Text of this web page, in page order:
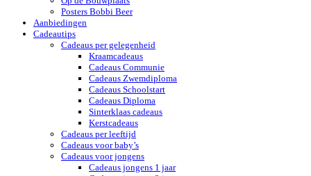
Posters Bobbi Beer
Aanbiedingen
Cadeautips
Cadeaus per gelegenheid
Kraamcadeaus
Cadeaus Communie
Cadeaus Zwemdiploma
Cadeaus Schoolstart
Cadeaus Diploma
Sinterklaas cadeaus
Kerstcadeaus
Cadeaus per leeftijd
Cadeaus voor baby’s
Cadeaus voor jongens
Cadeaus jongens 1 jaar